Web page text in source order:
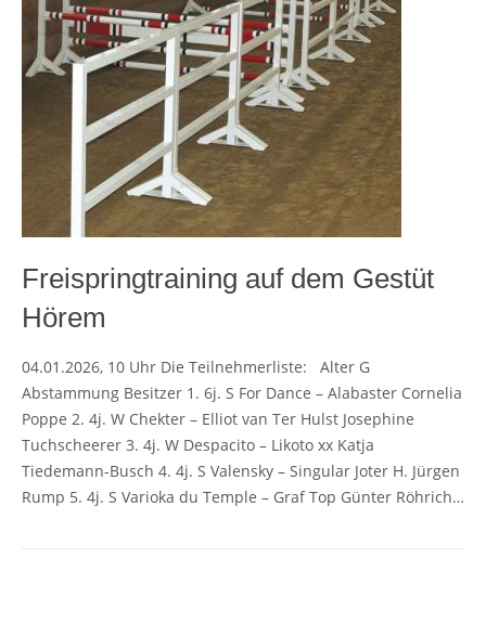
Freispringtraining auf dem Gestüt
Hörem
04.01.2026, 10 Uhr Die Teilnehmerliste: Alter G
Abstammung Besitzer 1. 6j. S For Dance – Alabaster Cornelia
Poppe 2. 4j. W Chekter – Elliot van Ter Hulst Josephine
Tuchscheerer 3. 4j. W Despacito – Likoto xx Katja
Tiedemann-Busch 4. 4j. S Valensky – Singular Joter H. Jürgen
Rump 5. 4j. S Varioka du Temple – Graf Top Günter Röhrich…